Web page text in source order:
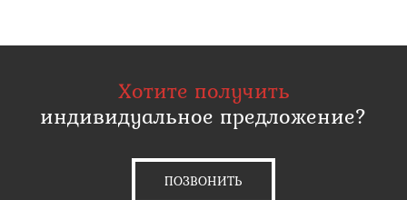
Хотите получить
индивидуальное предложение?
ПОЗВОНИТЬ